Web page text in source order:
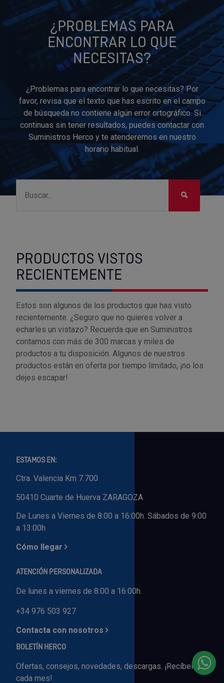
¿PROBLEMAS PARA
ENCONTRAR LO QUE
NECESITAS?
¿Problemas para encontrar lo que necesitas? Por
favor, revisa que el texto que has escrito en el campo
de búsqueda no contiene algún error ortográfico. Si
continuas sin tener resultados, puedes contactar con
Suministros Herco y te atenderemos en nuestro
horario habitual.
PRODUCTOS VISTOS
RECIENTEMENTE
Estos son algunos de los productos que has visto
recientemente. ¿Seguro que no quieres volver a
echarles un vistazo? Recuerda que en Suministros
contamos con más de 300 marcas y miles de
productos a tu disposición. Algunos de nuestros
productos están en oferta por tiempo limitado, ¡no los
dejes escapar!
ESTAMOS EN:
Ctra. Valencia Km 7.700
50410 Cuarte de Huerva ZARAGOZA
De Lunes a Viernes de 8:00 a 16:00h. Sábados de 9:00
a 13:00h
Cómo llegar
ATENCIÓN PERSONALIZADA
De lunes a viernes de 8:00 a 16:00h.
+34 976 503 927
Contacta con nosotros
BOLETÍN HERCO
Ofertas, consejos, novedades, descargas. ¡Recíbelo
cada mes!